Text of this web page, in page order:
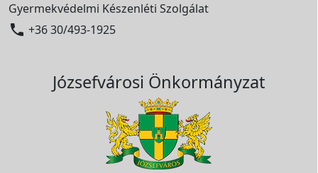
Gyermekvédelmi Készenléti Szolgálat
 +36 30/493-1925
Józsefvárosi Önkormányzat